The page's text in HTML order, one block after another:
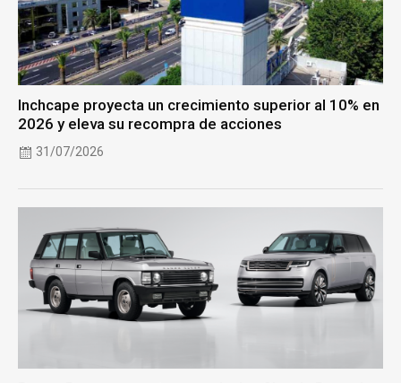
Inchcape proyecta un crecimiento superior al 10% en
2026 y eleva su recompra de acciones
31/07/2026